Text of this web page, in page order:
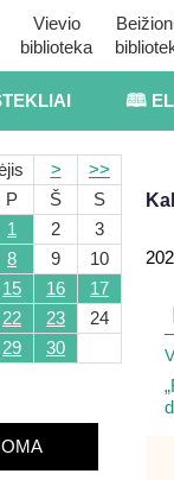
Vievio
biblioteka
🕮
>
>>
P Š
S
1
2
3
8 9
10
15 16
17
22 23
24
29 30